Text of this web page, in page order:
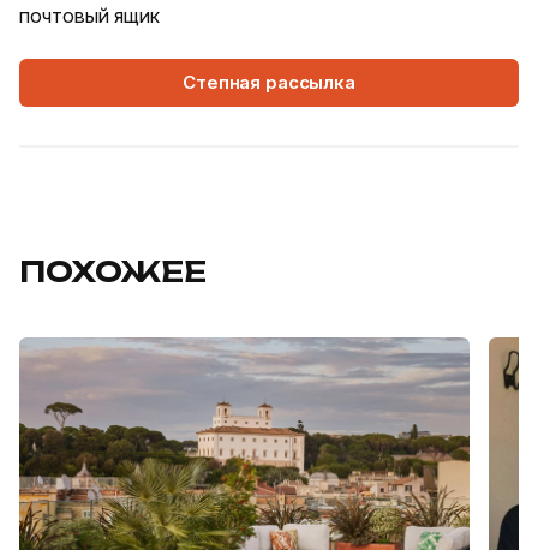
почтовый ящик
Степная рассылка
ПОХОЖЕЕ